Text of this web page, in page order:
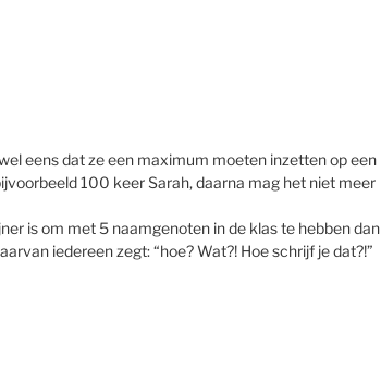
eens dat ze een maximum moeten inzetten op een
100 keer Sarah, daarna mag het niet meer
is om met 5 naamgenoten in de klas te hebben dan
iedereen zegt: “hoe? Wat?! Hoe schrijf je dat?!”